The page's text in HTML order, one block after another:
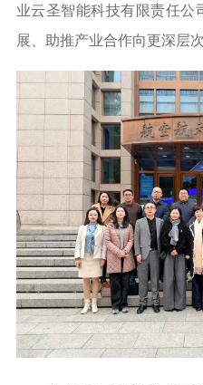
业云圣智能科技有限责任公
展、助推产业合作向更深层